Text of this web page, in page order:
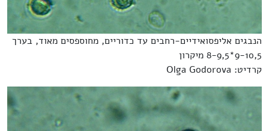
הנבגים אליפסואידיים-רחבים עד כדוריים, מחוספסים מאוד, בערך
9-10,5*8-9,5 מיקרון
קרדיט: Olga Godorova